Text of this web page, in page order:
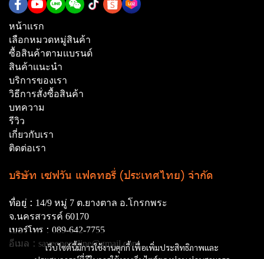
เว็บไซต์นี้มีการใช้งานคุกกี้ เพื่อเพิ่มประสิทธิภาพและ
หน้าเเรก
เลือกหมวดหมู่สินค้า
ซื้อสินค้าตามเเบรนด์
สินค้าเเนะนำ
บริการของเรา
วิธีการสั่งซื้อสินค้า
บทความ
รีวิว
เกี่ยวกับเรา
ติดต่อเรา
บริษัท เซฟวัน แฟคทอรี่ (ประเทศไทย) จำกัด
ที่อยู่ : 14/9 หมู่ 7 ต.ยางตาล อ.โกรกพระ
จ.นครสวรรค์ 60170
เบอร์โทร : 089-642-7755
อีเมล : saveoneonline@gmail.com